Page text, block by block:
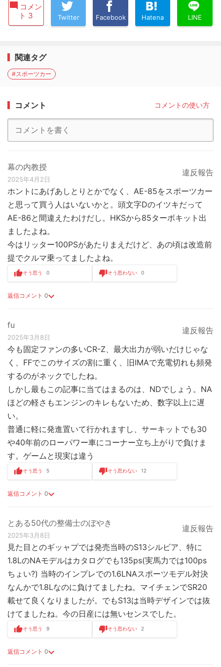
コメン
ト 3
Twitter Facebook Hatena LINE
関連タグ
#スポーツカー
コメント コメントの使い方
幕の内教授
2025年4月2日
違反報告
ホントにあげあしとりとかでなく、AE-85をスポーツカー
と思って買う人はいないかと。頭文字Dのイツキだって
AE-86と間違えたわけだし。HKSから85ターボキット出
ましたよね。
今はリッター100PSがあたりまえだけど、あの頃は改造前
提でクルマ乗ってましたよね。
返信コメント 0
そう思う 0 そう思わない 0
fu
2025年3月8日
違反報告
今も固定ファンの多いCR-Z、最大出力が弱いだけじゃな
く、FFでこのサイズの割に重く、旧IMAで充電切れも頻発
するのがネックでしたね。
しかし最もこの記事に当てはまるのは、NDでしょう。NA
ほどの軽さもエンジンのキレもないため、数字以上に遅
い。
普通に軽に発進置いて行かれますし、サーキットでも30
や40年前のローパワー車にコーナー立ち上がりで負けま
す。ゲームと現実は違う
返信コメント 0
そう思う 5 そう思わない 12
とある50代の整備士のぼやき
2025年3月8日
違反報告
見た目とのギッャプでは発売当時のS13シルビア、特に
1.8LのNAモデルはカタログでも135ps(実馬力では100ps
ちょい?) 当時のインプレでの1.6LNAスポーツモデル対決
なんかで1.8Lなのに負けてましたね。マイチェンでSR20
載せて良くなりましたが。でもS13は当時デザインでは抜
けてましたね。今の日産には無いセンスでした。
返信コメント 0
そう思う 9 そう思わない 2